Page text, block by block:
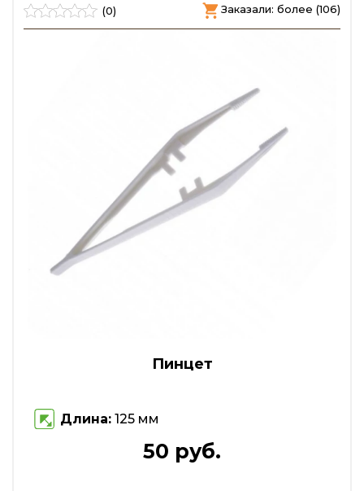
(0) Заказали: более (106)
Пинцет
Длина: 125 мм
50 руб.